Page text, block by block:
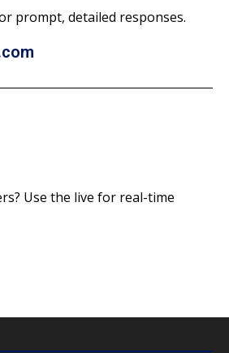
prompt, detailed responses.
Use the live for real-time